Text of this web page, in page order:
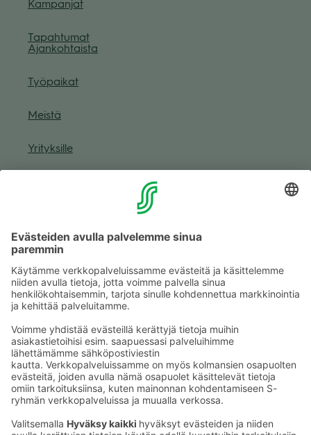
Kam­pan­jat
Tapah­tu­mat
Ajan­koh­taista
Työ­pai­kat
Meistä
Yri­tyk­sille
Muuta eväs­tea­se­tuk­sia & eväs­tein­for­maa­tio
Tie­to­suo­ja­se­loste (Arina)
Kaup­pa­kes­kus
Ma-pe
9–20
La
9–19
Su
11–18
Katso poik­keus­au­kio­lottäältä